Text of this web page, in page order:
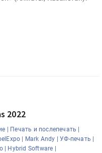
2022
|
Печать и послепечать |
| Mark Andy |
УФ-печать |
|
Hybrid Software |
В» расширяет ассортимент
для горячего тиснения